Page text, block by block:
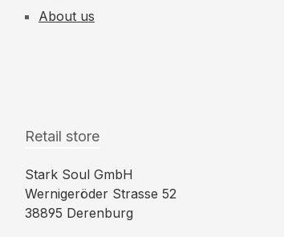
About us
Retail store
Stark Soul GmbH
Wernigeröder Strasse 52
38895 Derenburg